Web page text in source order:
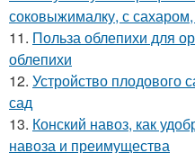
соковыжималку, с сахаром,
11. Польза облепихи для
облепихи
12. Устройство плодового
сад
13. Конский навоз, как
навоза и преимущества